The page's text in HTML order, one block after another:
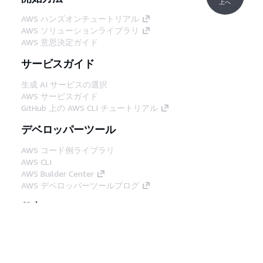
AWS ハンズオンチュートリアル
AWS ソリューションライブラリ
AWS 意思決定ガイド
サービスガイド
生成 AI サービスの選択
AWS サービスガイド
GitHub 上の AWS CLI チュートリアル
デベロッパーツール
AWS コード例ライブラリ
AWS CLI
AWS Builder Center
AWS デベロッパーツールブログ
役立つリンク
上へ